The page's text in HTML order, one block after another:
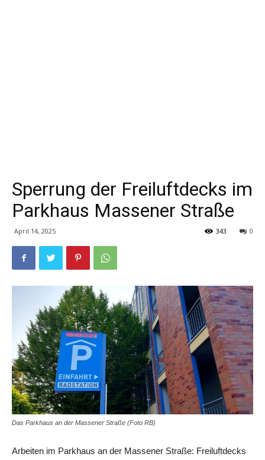
Sperrung der Freiluftdecks im
Parkhaus Massener Straße
April 14, 2025 0
343
Das Parkhaus an der Massener Straße (Foto RB)
Arbeiten im Parkhaus an der Massener Straße: Freiluftdecks